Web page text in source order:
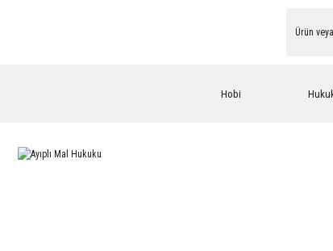
Hobi